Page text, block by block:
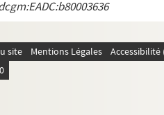
Baptiste-Rivot
Rogeron
site Mentions Légales